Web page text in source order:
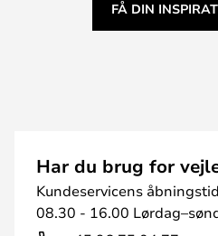
FÅ DIN
Har du brug for
Kundeservicens
08.30 - 16.00